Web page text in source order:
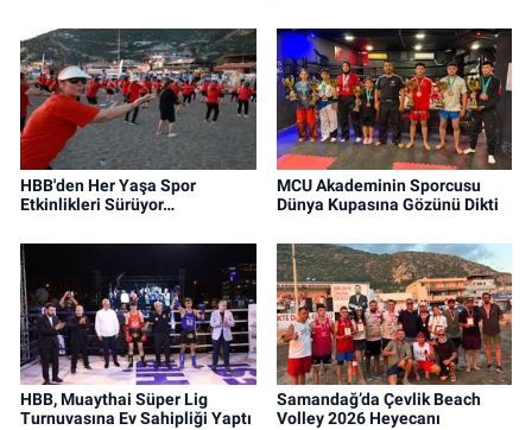
HBB'den Her Yaşa Spor
Etkinlikleri Sürüyor…
MCU Akademinin Sporcusu
Dünya Kupasına Gözünü Dikti
HBB, Muaythai Süper Lig
Turnuvasına Ev Sahipliği Yaptı
Samandağ’da Çevlik Beach
Volley 2026 Heyecanı